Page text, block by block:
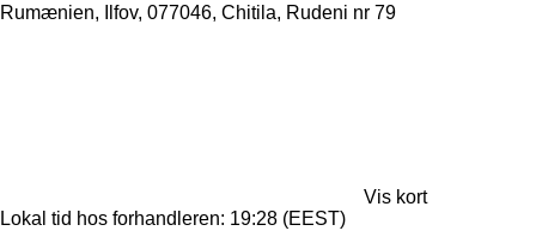
Rumænien, Ilfov, 077046, Chitila, Rudeni nr 79
Vis kort
Lokal tid hos forhandleren: 19:28 (EEST)